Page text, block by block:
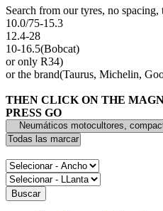
Search from our tyres, no
10.0/75-15.3
12.4-28
10-16.5(Bobcat)
or only R34)
or the brand(Taurus, Michelin,
THEN CLICK ON THE
PRESS GO